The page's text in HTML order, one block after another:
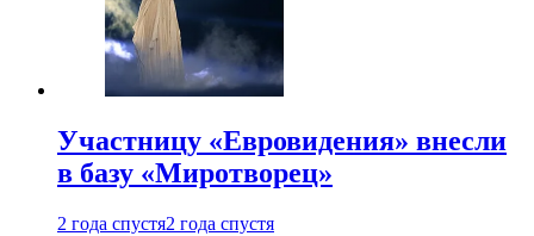
Участницу «Евровидения» внесли
в базу «Миротворец»
2 года спустя2 года спустя